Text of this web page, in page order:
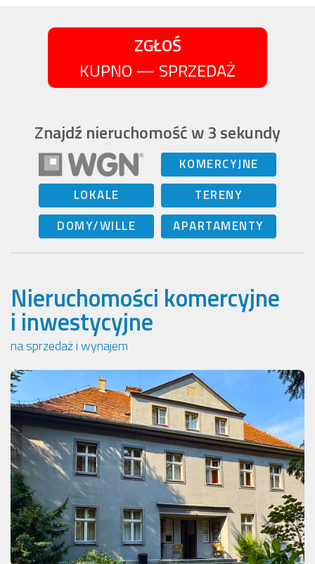
ZGŁOŚ
KUPNO — SPRZEDAŻ
Znajdź nieruchomość w 3 sekundy
KOMERCYJNE
LOKALE
TERENY
DOMY/WILLE
APARTAMENTY
Nieruchomości komercyjne
i inwestycyjne
na sprzedaż i wynajem